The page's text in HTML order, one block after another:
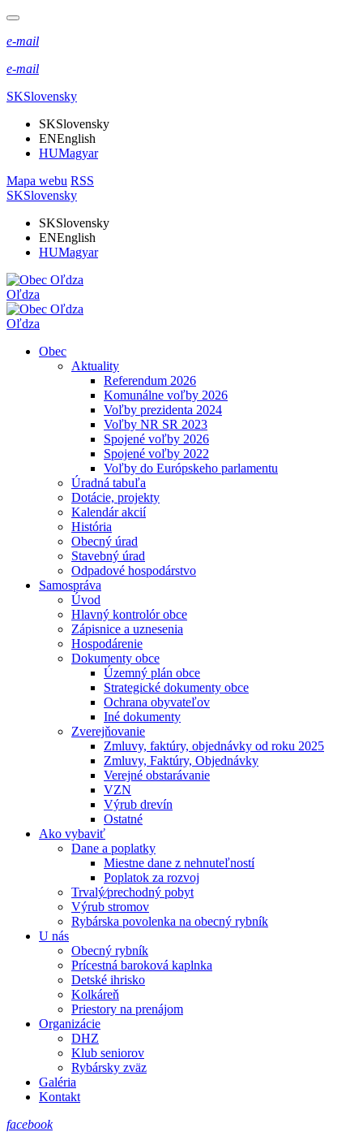
e-mail
e-mail
SKSlovensky
SKSlovensky
ENEnglish
HUMagyar
Mapa webu RSS
SKSlovensky
SKSlovensky
ENEnglish
HUMagyar
Oľdza
Oľdza
Obec
Aktuality
Referendum 2026
Komunálne voľby 2026
Voľby prezidenta 2024
Voľby NR SR 2023
Spojené voľby 2026
Spojené voľby 2022
Voľby do Európskeho parlamentu
Úradná tabuľa
Dotácie, projekty
Kalendár akcií
História
Obecný úrad
Stavebný úrad
Odpadové hospodárstvo
Samospráva
Úvod
Hlavný kontrolór obce
Zápisnice a uznesenia
Hospodárenie
Dokumenty obce
Územný plán obce
Strategické dokumenty obce
Ochrana obyvateľov
Iné dokumenty
Zverejňovanie
Zmluvy, faktúry, objednávky od roku 2025
Zmluvy, Faktúry, Objednávky
Verejné obstarávanie
VZN
Výrub drevín
Ostatné
Ako vybaviť
Dane a poplatky
Miestne dane z nehnuteľností
Poplatok za rozvoj
Trvalý⁄prechodný pobyt
Výrub stromov
Rybárska povolenka na obecný rybník
U nás
Obecný rybník
Prícestná baroková kaplnka
Detské ihrisko
Kolkáreň
Priestory na prenájom
Organizácie
DHZ
Klub seniorov
Rybársky zväz
Galéria
Kontakt
facebook